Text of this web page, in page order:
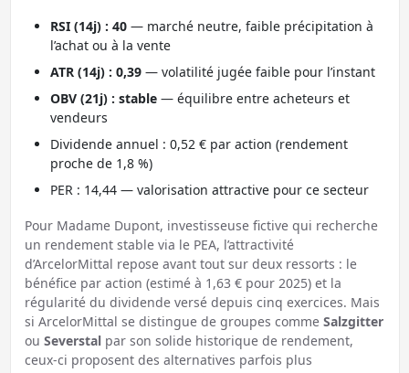
RSI (14j) : 40— marché neutre, faible précipitation à
l’achat ou à la vente
ATR (14j) : 0,39— volatilité jugée faible pour l’instant
OBV (21j) : stable— équilibre entre acheteurs et
vendeurs
Dividende annuel : 0,52 € par action (rendement
proche de 1,8 %)
PER : 14,44 — valorisation attractive pour ce secteur
Pour Madame Dupont, investisseuse fictive qui recherche
un rendement stable via le PEA, l’attractivité
d’ArcelorMittal repose avant tout sur deux ressorts : le
bénéfice par action (estimé à 1,63 € pour 2025) et la
régularité du dividende versé depuis cinq exercices. Mais
si ArcelorMittal se distingue de groupes comme Salzgitter
ou Severstalpar son solide historique de rendement,
ceux-ci proposent des alternatives parfois plus